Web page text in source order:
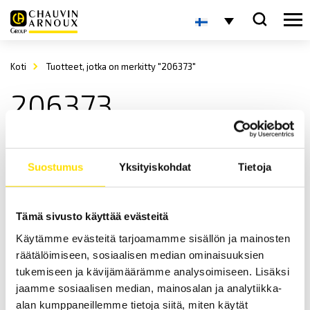
Suostumus Yksityiskohdat Tietoja
Tämä sivusto käyttää evästeitä
Käytämme evästeitä tarjoamamme sisällön ja mainosten
räätälöimiseen, sosiaalisen median ominaisuuksien
tukemiseen ja kävijämäärämme analysoimiseen. Lisäksi
jaamme sosiaalisen median, mainosalan ja analytiikka-
alan kumppaneillemme tietoja siitä, miten käytät
Koti Tuotteet, jotka on merkitty "206373"
206373
ETL HVC16B-B-testikaapeli banaaniliittimillä
HVC16B-B-testikaapeli banaaniliittimillä.
LUE LISÄÄ